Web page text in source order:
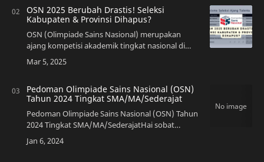
OSN 2025 Berubah Drastis! Seleksi
Kabupaten & Provinsi Dihapus?
OSN (Olimpiade Sains Nasional) merupakan
ajang kompetisi akademik tingkat nasional di
Indonesia yang diselenggarakan oleh Balai
Pengembangan Talenta Indonesia (BPTI), di
Pedoman Olimpiade Sains Nasional (OSN)
Tahun 2024 Tingkat SMA/MA/Sederajat
Pedoman Olimpiade Sains Nasional (OSN) Tahun
2024 Tingkat SMA/MA/SederajatHai sobat
pengajar, tidak terasa Olimpiade Sains Nasional
(OSN) tingkat SMA/MA/Sederajat akan segera